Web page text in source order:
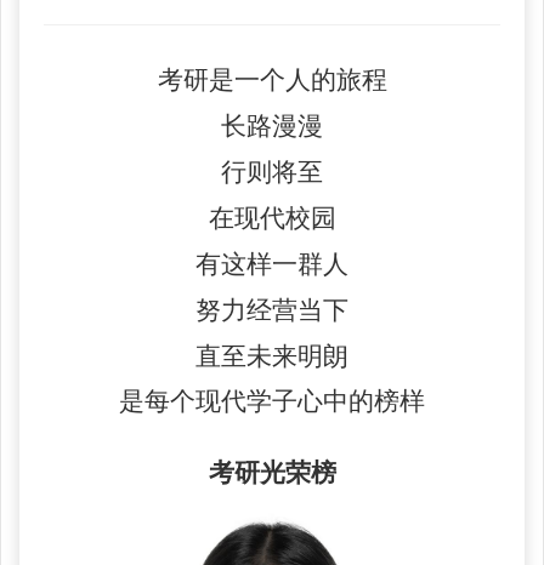
考研是一个人的旅程
长路漫漫
行则将至
在现代校园
有这样一群人
努力经营当下
直至未来明朗
是每个现代学子心中的榜样
考研光荣榜